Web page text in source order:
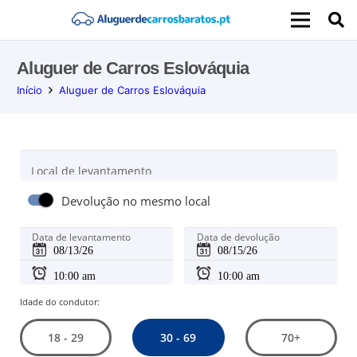
Aluguer de Carros Eslováquia
Início Aluguer de Carros Eslováquia
Local de levantamento
Devolução no mesmo local
Data de levantamento Data de devolução
Idade do condutor:
18 - 29 30 - 69 70+